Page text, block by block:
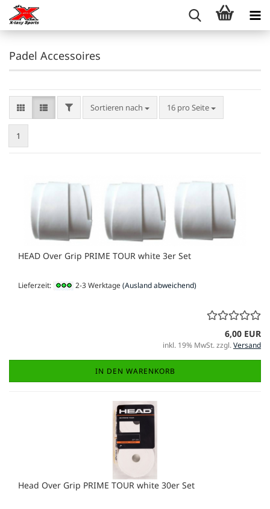
Padel Accessoires
FILTERSortieren nach
Sortieren nach 16 pro Seite
pro Seite
1
HEAD Over Grip PRIME TOUR white 3er Set
Lieferzeit: 2-3 Werktage(Ausland abweichend)
6,00 EUR
inkl. 19% MwSt. zzgl.Versand
IN DEN WARENKORB
Head Over Grip PRIME TOUR white 30er Set